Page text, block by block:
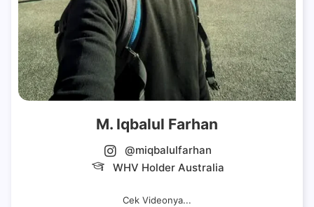
M. Iqbalul Farhan
@miqbalulfarhan
WHV Holder Australia
Cek Videonya...